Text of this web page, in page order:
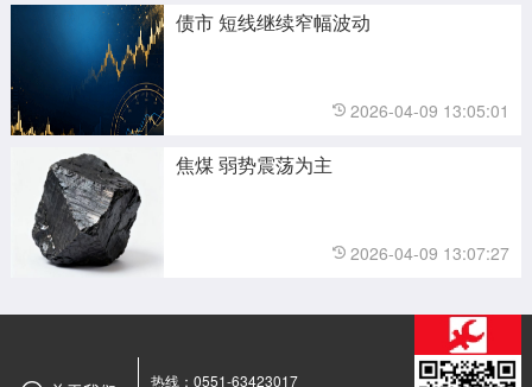
债市 短线继续窄幅波动
2026-04-09 13:05:01
焦煤 弱势震荡为主
2026-04-09 13:07:27
热线：0551-63423017